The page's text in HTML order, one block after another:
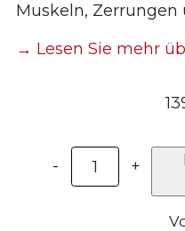
Muskeln, Zerrungen
→ Lesen Sie mehr
-
Rote
Lichttherapie-
Gamasche
+